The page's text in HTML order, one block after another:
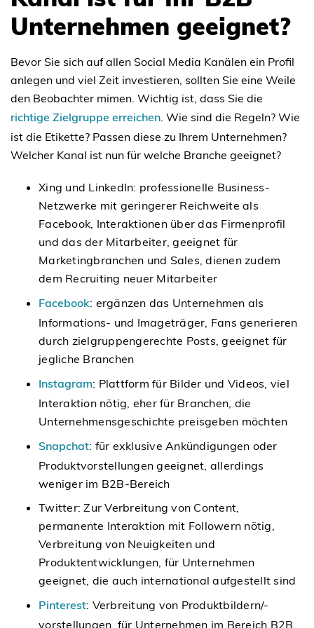
Unternehmen geeignet?
Bevor Sie sich auf allen Social Media Kanälen ein Profil
anlegen und viel Zeit investieren, sollten Sie eine Weile
den Beobachter mimen. Wichtig ist, dass Sie die
richtige Zielgruppe erreichen. Wie sind die Regeln? Wie
ist die Etikette? Passen diese zu Ihrem Unternehmen?
Welcher Kanal ist nun für welche Branche geeignet?
Xing und LinkedIn: professionelle Business-
Netzwerke mit geringerer Reichweite als
Facebook, Interaktionen über das Firmenprofil
und das der Mitarbeiter, geeignet für
Marketingbranchen und Sales, dienen zudem
dem Recruiting neuer Mitarbeiter
Facebook: ergänzen das Unternehmen als
Informations- und Imageträger, Fans generieren
durch zielgruppengerechte Posts, geeignet für
jegliche Branchen
Instagram: Plattform für Bilder und Videos, viel
Interaktion nötig, eher für Branchen, die
Unternehmensgeschichte preisgeben möchten
Snapchat: für exklusive Ankündigungen oder
Produktvorstellungen geeignet, allerdings
weniger im B2B-Bereich
Twitter: Zur Verbreitung von Content,
permanente Interaktion mit Followern nötig,
Verbreitung von Neuigkeiten und
Produktentwicklungen, für Unternehmen
geeignet, die auch international aufgestellt sind
Pinterest: Verbreitung von Produktbildern/-
vorstellungen, für Unternehmen im Bereich B2B